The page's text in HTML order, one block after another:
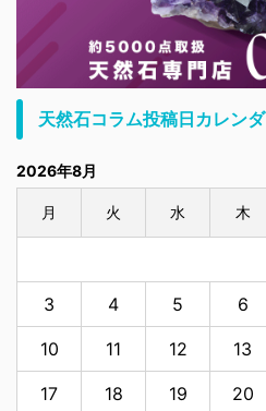
天然石コラム投稿日カレンダ
2026年8月
月 火 水 木
3 4 5 6
10 11 12 13
17 18 19 20